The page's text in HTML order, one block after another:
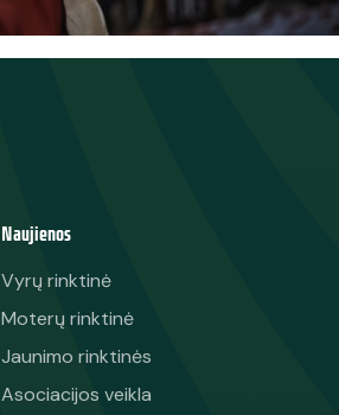
Naujienos
Vyrų rinktinė
Moterų rinktinė
Jaunimo rinktinės
Asociacijos veikla